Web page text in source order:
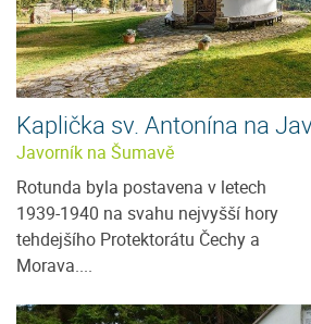
Kaplička sv. Antonína na
Javorník na Šumavě
Rotunda byla postavena v letech
1939-1940 na svahu nejvyšší hory
tehdejšího Protektorátu Čechy a
Morava....